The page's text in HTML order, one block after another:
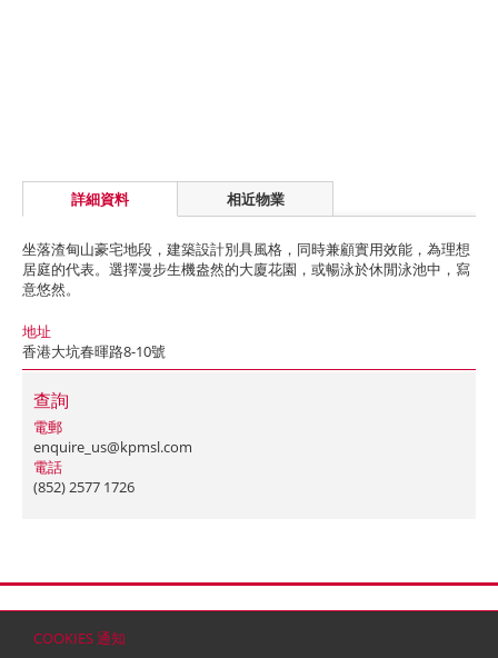
COOKIES 通知
詳細資料 相近物業
坐落渣甸山豪宅地段，建築設計別具風格，同時兼顧實用效能，為理想
居庭的代表。選擇漫步生機盎然的大廈花園，或暢泳於休閒泳池中，寫
意悠然。
地址
香港大坑春暉路8-10號
查詢
電郵
enquire_us@kpmsl.com
電話
(852) 2577 1726
© 2026 嘉里建設有限公司 (於百慕達註冊成立之有限公司)